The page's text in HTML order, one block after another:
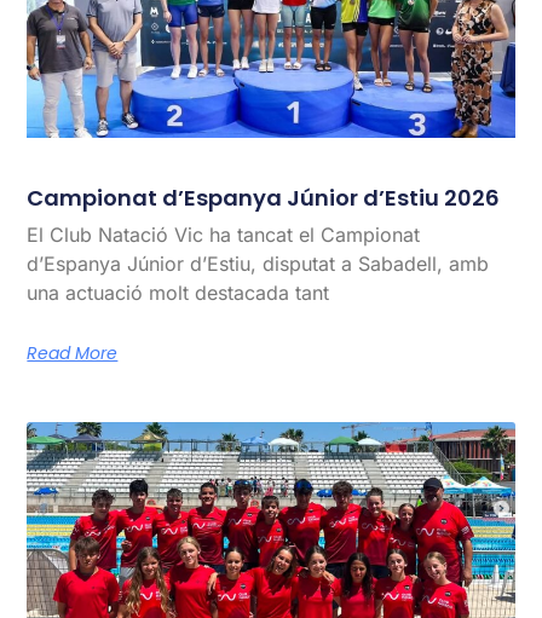
Campionat d’Espanya Júnior d’Estiu 2026
El Club Natació Vic ha tancat el Campionat
d’Espanya Júnior d’Estiu, disputat a Sabadell, amb
una actuació molt destacada tant
Read More